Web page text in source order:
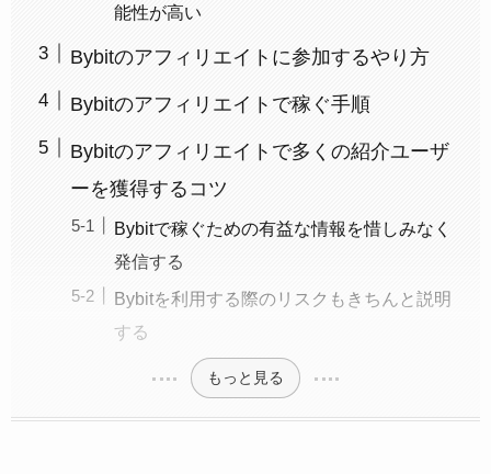
能性が高い
Bybitのアフィリエイトに参加するやり方
Bybitのアフィリエイトで稼ぐ手順
Bybitのアフィリエイトで多くの紹介ユーザ
ーを獲得するコツ
Bybitで稼ぐための有益な情報を惜しみなく
発信する
Bybitを利用する際のリスクもきちんと説明
する
もっと見る